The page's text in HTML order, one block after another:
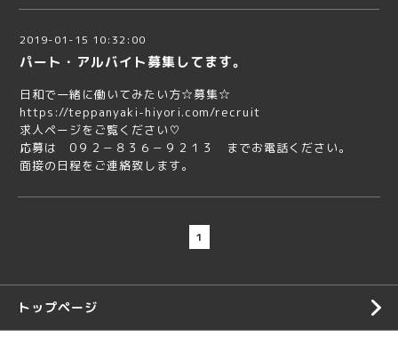
2019-01-15 10:32:00
パート・アルバイト募集してます。
日和で一緒に働いてみたい方☆募集☆
https://teppanyaki-hiyori.com/recruit
求人ページをご覧ください♡
応募は 0９２－８３６－９２１３ までお電話ください。
面接の日程をご連絡致します。
1
トップページ